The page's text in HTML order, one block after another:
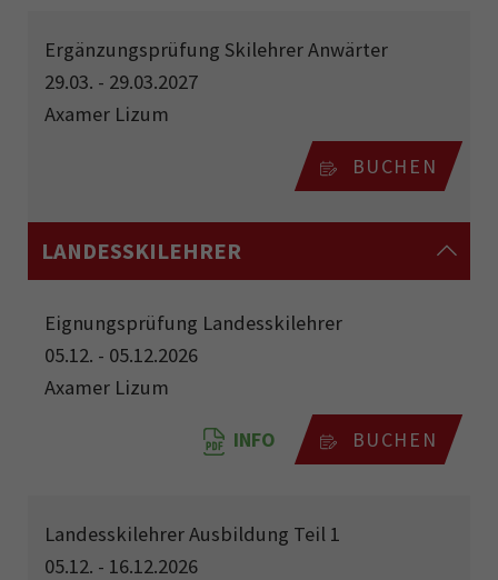
Ergänzungsprüfung Skilehrer Anwärter
29.03. - 29.03.2027
Axamer Lizum
BUCHEN
LANDESSKILEHRER
Eignungsprüfung Landesskilehrer
05.12. - 05.12.2026
Axamer Lizum
INFO BUCHEN
Landesskilehrer Ausbildung Teil 1
05.12. - 16.12.2026